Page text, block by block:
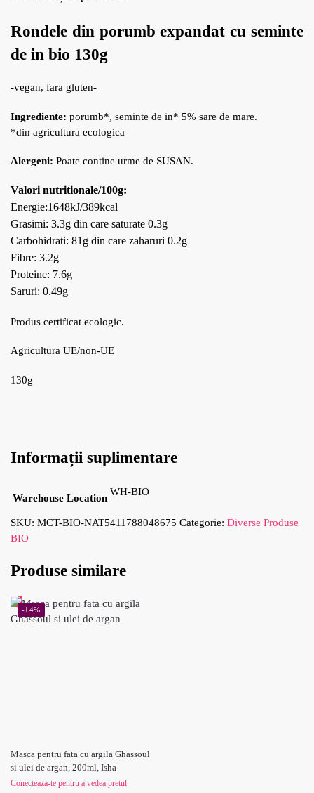
Rondele din porumb expandat cu seminte
de in bio 130g
-vegan, fara gluten-
Ingrediente: porumb*, seminte de in* 5% sare de mare.
*din agricultura ecologica
Alergeni: Poate contine urme de SUSAN.
Valori nutritionale/100g:
Energie:1648kJ/389kcal
Grasimi: 3.3g din care saturate 0.3g
Carbohidrati: 81g din care zaharuri 0.2g
Fibre: 3.2g
Proteine: 7.6g
Saruri: 0.49g
Produs certificat ecologic.
Agricultura UE/non-UE
130g
Informații suplimentare
Warehouse Location
WH-BIO
SKU: MCT-BIO-NAT5411788048675 Categorie: Diverse Produse
BIO
Produse similare
-14%
Masca pentru fata cu argila Ghassoul
si ulei de argan, 200ml, Isha
Conecteaza-te pentru a vedea pretul